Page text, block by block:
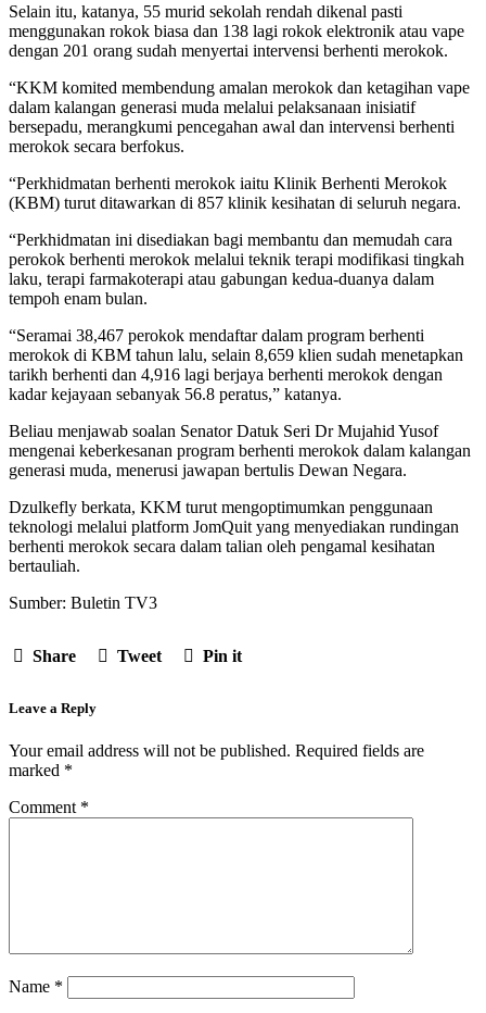
Selain itu, katanya, 55 murid sekolah rendah dikenal pasti
menggunakan rokok biasa dan 138 lagi rokok elektronik atau vape
dengan 201 orang sudah menyertai intervensi berhenti merokok.
“KKM komited membendung amalan merokok dan ketagihan vape
dalam kalangan generasi muda melalui pelaksanaan inisiatif
bersepadu, merangkumi pencegahan awal dan intervensi berhenti
merokok secara berfokus.
“Perkhidmatan berhenti merokok iaitu Klinik Berhenti Merokok
(KBM) turut ditawarkan di 857 klinik kesihatan di seluruh negara.
“Perkhidmatan ini disediakan bagi membantu dan memudah cara
perokok berhenti merokok melalui teknik terapi modifikasi tingkah
laku, terapi farmakoterapi atau gabungan kedua-duanya dalam
tempoh enam bulan.
“Seramai 38,467 perokok mendaftar dalam program berhenti
merokok di KBM tahun lalu, selain 8,659 klien sudah menetapkan
tarikh berhenti dan 4,916 lagi berjaya berhenti merokok dengan
kadar kejayaan sebanyak 56.8 peratus,” katanya.
Beliau menjawab soalan Senator Datuk Seri Dr Mujahid Yusof
mengenai keberkesanan program berhenti merokok dalam kalangan
generasi muda, menerusi jawapan bertulis Dewan Negara.
Dzulkefly berkata, KKM turut mengoptimumkan penggunaan
teknologi melalui platform JomQuit yang menyediakan rundingan
berhenti merokok secara dalam talian oleh pengamal kesihatan
bertauliah.
Sumber: Buletin TV3
Share Tweet Pin it
Leave a Reply
Your email address will not be published. Required fields are
marked *
Comment *
Name *